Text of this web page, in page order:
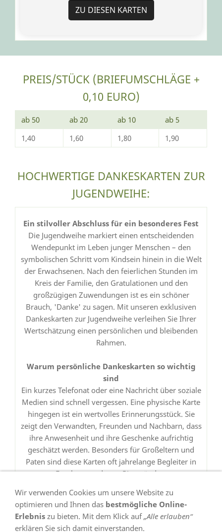
ZU DIESEN KARTEN
PREIS/STÜCK (BRIEFUMSCHLÄGE +
0,10 EURO)
ab 50 ab 20 ab 10
ab 5
1,40
1,60 1,80 1,90
HOCHWERTIGE DANKESKARTEN ZUR
JUGENDWEIHE:
Ein stilvoller Abschluss für ein besonderes Fest
Die Jugendweihe markiert einen entscheidenden
Wendepunkt im Leben junger Menschen – den
symbolischen Schritt vom Kindsein hinein in die Welt
der Erwachsenen. Nach den feierlichen Stunden im
Kreis der Familie, den Gratulationen und den
großzügigen Zuwendungen ist es ein schöner
Brauch, 'Danke' zu sagen. Mit unseren exklusiven
Dankeskarten zur Jugendweihe verleihen Sie Ihrer
Wertschätzung einen persönlichen und bleibenden
Rahmen.
Warum persönliche Dankeskarten so wichtig
sind
Ein kurzes Telefonat oder eine Nachricht über soziale
Medien sind schnell vergessen. Eine physische Karte
hingegen ist ein wertvolles Erinnerungsstück. Sie
zeigt den Verwandten, Freunden und Nachbarn, dass
ihre Anwesenheit und ihre Geschenke aufrichtig
geschätzt werden. Besonders für Großeltern und
Paten sind diese Karten oft jahrelange Begleiter in
Fotoboxen oder an Pinnwänden.
Wir verwenden Cookies um unsere Website zu
optimieren und Ihnen das bestmögliche Online-
Erlebnis zu bieten. Mit dem Klick auf„Alle erlauben“
erklären Sie sich damit einverstanden.